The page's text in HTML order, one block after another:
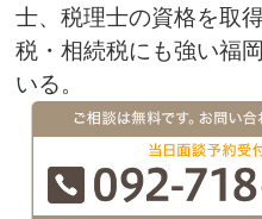
士、税理士の資格を取
税・相続税にも強い福
いる。